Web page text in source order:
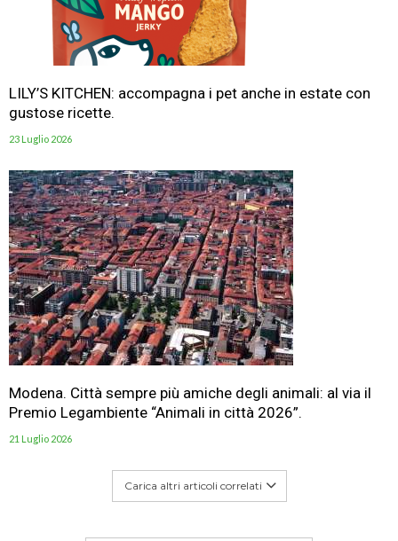
LILY’S KITCHEN: accompagna i pet anche in estate con
gustose ricette.
23 Luglio 2026
Modena. Città sempre più amiche degli animali: al via il
Premio Legambiente “Animali in città 2026”.
21 Luglio 2026
Carica altri articoli correlati